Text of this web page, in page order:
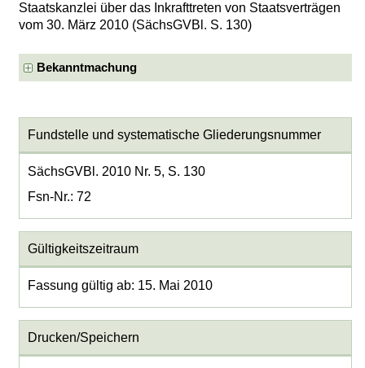
Staatskanzlei über das Inkrafttreten von Staatsverträgen
vom 30. März 2010 (SächsGVBl. S. 130)
Bekanntmachung
Fundstelle und systematische Gliederungsnummer
SächsGVBl. 2010 Nr. 5, S. 130
Fsn-Nr.: 72
Gültigkeitszeitraum
Fassung gültig ab: 15. Mai 2010
Drucken/Speichern